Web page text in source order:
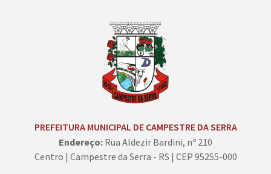
PREFEITURA MUNICIPAL DE CAMPESTRE DA SERRA
Endereço: Rua Aldezir Bardini, nº 210
Centro | Campestre da Serra - RS | CEP 95255-000